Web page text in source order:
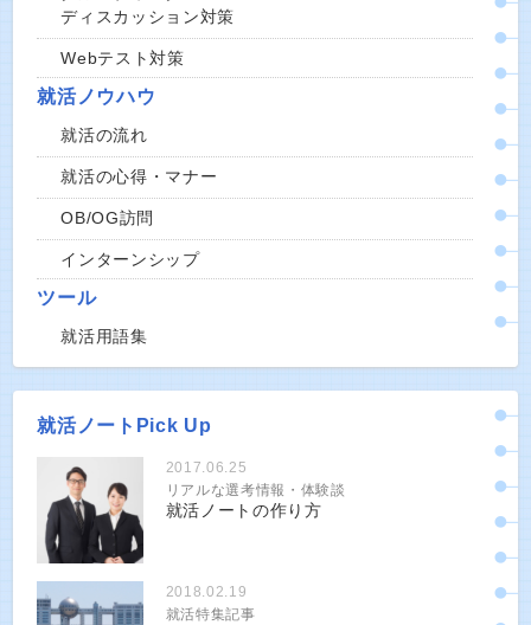
ディスカッション対策
Webテスト対策
就活ノウハウ
就活の流れ
就活の心得・マナー
OB/OG訪問
インターンシップ
ツール
就活用語集
就活ノートPick Up
2017.06.25
リアルな選考情報・体験談
就活ノートの作り方
2018.02.19
就活特集記事